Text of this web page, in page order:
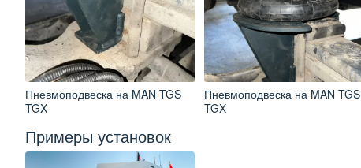
Пневмоподвеска на MAN TGS
TGX
Пневмоподвеска на MAN TGS
TGX
Примеры установок